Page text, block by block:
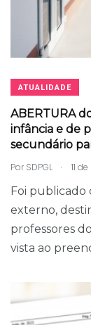
ATUALIDADE
ABERTURA
infância e de
secundário
Por SDPGL . 11
Foi publicado
externo,
professores
vista ao